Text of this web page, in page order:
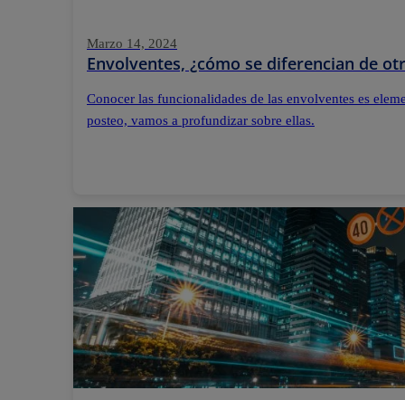
Marzo 14, 2024
Envolventes, ¿cómo se diferencian de
Conocer las funcionalidades de las envolventes es
posteo, vamos a profundizar sobre ellas.